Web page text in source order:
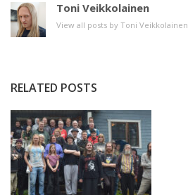
Toni Veikkolainen
View all posts by Toni Veikkolainen
RELATED POSTS